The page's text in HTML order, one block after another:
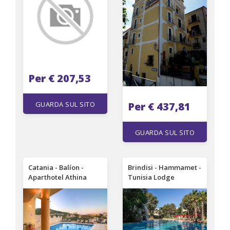
Per € 207,53
GUARDA SUL SITO Per € 437,81
GUARDA SUL SITO
Catania - Balíon -
Aparthotel Athina
Brindisi - Hammamet -
Tunisia Lodge